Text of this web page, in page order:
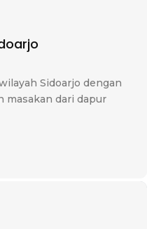
Sidoarjo dengan
masakan dari dapur